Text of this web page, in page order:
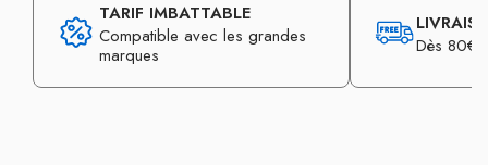
TARIF IMBATTABLE
Compatible avec les grandes
marques
Dès 80€